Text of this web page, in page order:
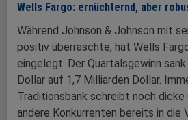
Wells Fargo: ernüchternd, aber
Während Johnson & Johnson mit
positiv überraschte, hat Wells
eingelegt. Der Quartalsgewinn
Dollar auf 1,7 Milliarden Dollar.
Traditionsbank schreibt noch dicke
andere Konkurrenten bereits in die